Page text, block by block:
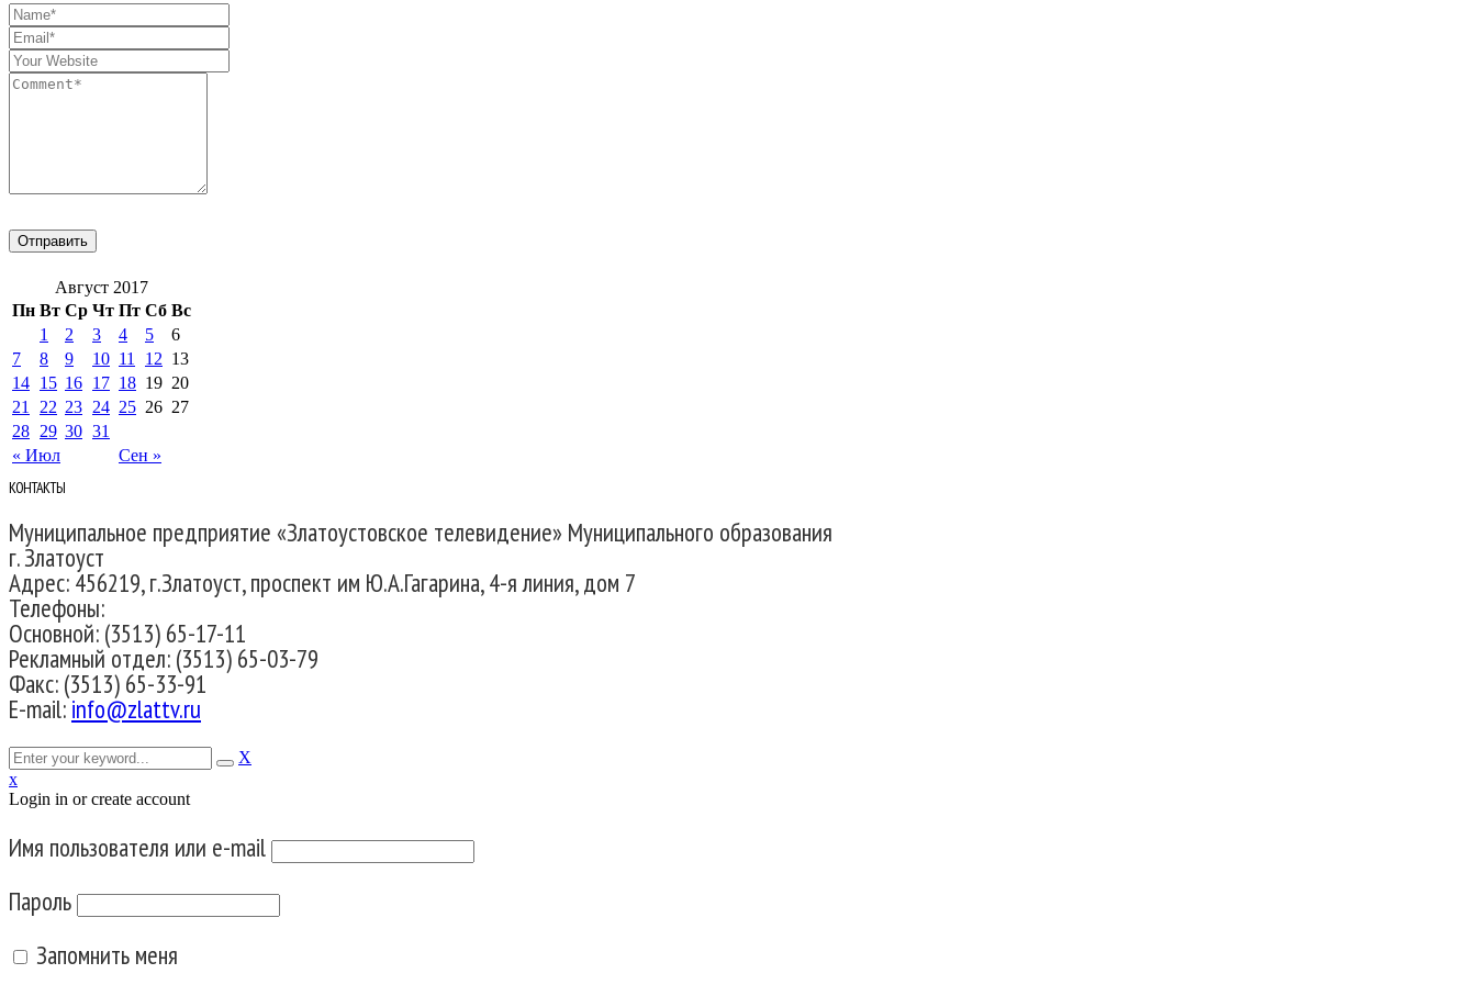
Август 2017
Пн Вт Ср Чт Пт Сб Вс
« Июл Сен »
1 2 3 4 5
6
7
8 9 10 11 12 13
14 15 16 17 18 19 20
21
22 23 24 25 26 27
28 29 30 31
КОНТАКТЫ
Муниципальное предприятие «Златоустовское телевидение» Муниципального образования
г. Златоуст
Адрес: 456219, г.Златоуст, проспект им Ю.А.Гагарина, 4-я линия, дом 7
Телефоны:
Основной: (3513) 65-17-11
Рекламный отдел: (3513) 65-03-79
Факс: (3513) 65-33-91
E-mail:info@zlattv.ru
X
x
Login in or create account
Имя пользователя или e-mail
Пароль
Запомнить меня